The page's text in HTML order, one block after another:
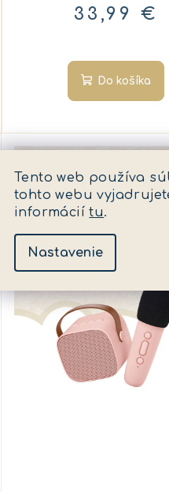
Tento web používa
tohto webu
informáciítu.
Nastavenie
33,99 €
Do košíka